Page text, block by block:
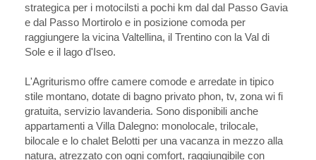
strategica per i motocilsti a pochi km dal dal Passo Gavia
e dal Passo Mortirolo e in posizione comoda per
raggiungere la vicina Valtellina, il Trentino con la Val di
Sole e il lago d'Iseo.
L'Agriturismo offre camere comode e arredate in tipico
stile montano, dotate di bagno privato phon, tv, zona wi fi
gratuita, servizio lavanderia. Sono disponibili anche
appartamenti a Villa Dalegno: monolocale, trilocale,
bilocale e lo chalet Belotti per una vacanza in mezzo alla
natura, atrezzato con ogni comfort, raggiungibile con